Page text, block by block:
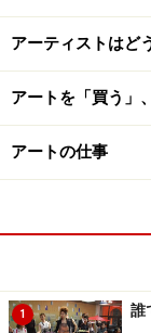
「ひとつの展示
品を発表しまし
ガラスが吊るし
ったガラスの器
両者の作品が
展示室の内と
うな感覚をも
体感という言葉
アーティストはど
アートを「買う」
アートの仕事
1 誰